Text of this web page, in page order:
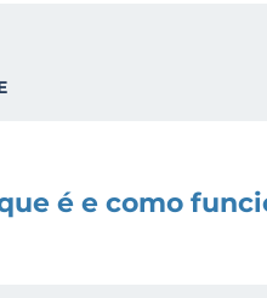
é e como